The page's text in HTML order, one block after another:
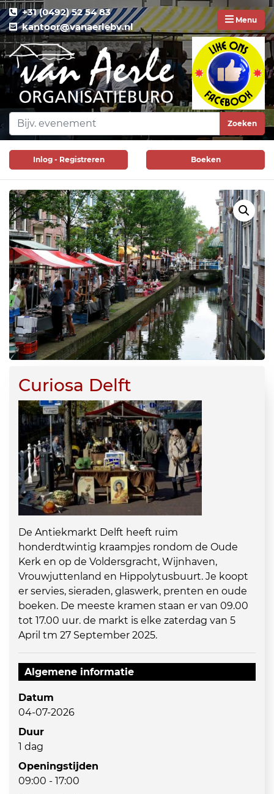
+31 (0492) 52 54 83
kantoor@vanaerlebv.nl
Menu
Zoeken
Inlog - Registreren Boeken
Curiosa Delft
De Antiekmarkt Delft heeft ruim
honderdtwintig kraampjes rondom de Oude
Kerk en op de Voldersgracht, Wijnhaven,
Vrouwjuttenland en Hippolytusbuurt. Je koopt
er servies, sieraden, glaswerk, prenten en oude
boeken. De meeste kramen staan er van 09.00
tot 17.00 uur. de markt is elke zaterdag van 5
April tm 27 September 2025.
Algemene informatie
Datum
04-07-2026
Duur
1 dag
Openingstijden
09:00 - 17:00